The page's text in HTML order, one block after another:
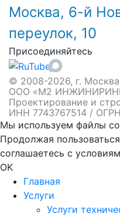
Москва, 6-й
переулок, 10
Присоединяйтесь
© 2008-2026, г.
ООО «М2
Проектирование и
ИНН 7743767514 /
Мы используем файлы
Продолжая
соглашаетесь с
OK
Главная
Услуги
Услуги